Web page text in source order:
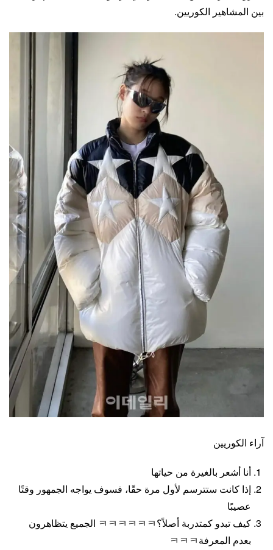
بين المشاهير الكوريين.
آراء الكوريين
أنا أشعر بالغيرة من حياتها
إذا كانت ستترسم لأول مرة حقًا، فسوف يواجه الجمهور وقتًا
عصيبًا
كيف تبدو كمتدربة أصلاً؟ㅋㅋㅋㅋㅋㅋ الجميع يتظاهرون
بعدم المعرفةㅋㅋㅋ